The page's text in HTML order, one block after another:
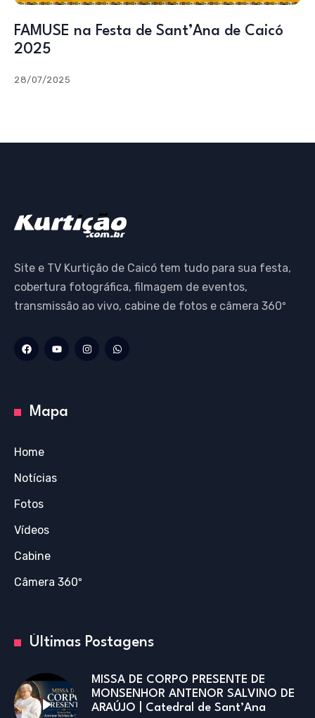
FAMUSE na Festa de Sant’Ana de Caicó
2025
28/07/2025
Site e TV Kurtição de Caicó tem tudo para sua festa,
cobertura fotográfica, filmagem de eventos,
transmissão ao vivo, cabine de fotos e câmera 360º
Mapa
Home
Notícias
Fotos
Vídeos
Cabine
Câmera 360º
Últimas Postagens
MISSA DE CORPO PRESENTE DE
MONSENHOR ANTENOR SALVINO DE
ARAÚJO | Catedral de Sant’Ana